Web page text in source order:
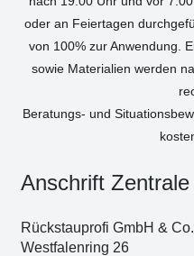
oder an Fei­er­ta­gen
von 100% zur Anwen­dung.
sowie Mate­ria­li­en wer­den
Bera­tungs- und
Anschrift Zen­tra­le
Rück­stau­pro­fi GmbH &
West­fa­len­ring 26